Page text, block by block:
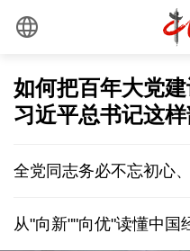
如何把百年大党
习近平总书记这
全党同志务必不忘初心
从"向新""向优"读懂中国